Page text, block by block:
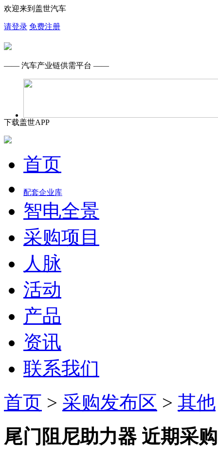
欢迎来到盖世汽车
请登录 免费注册
—— 汽车产业链供需平台 ——
下载盖世APP
首页
配套企业库
智电全景
采购项目
人脉
活动
产品
资讯
联系我们
首页 > 采购发布区 > 其他
尾门阻尼助力器 近期采购